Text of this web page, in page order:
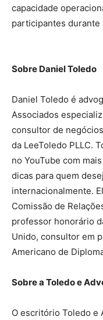
capacidade
participantes durante
Sobre Daniel Toledo
Daniel Toledo é
Associados
consultor de
da LeeToledo PLLC.
no YouTube com
dicas para quem
internacionalmente.
Comissão de
professor honorário
Unido, consultor em
Americano de
Sobre a Toledo e
O escritório Toledo e